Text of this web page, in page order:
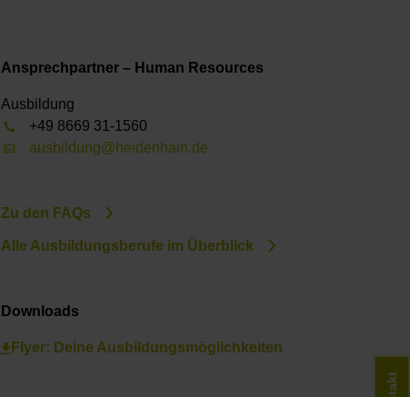
Ansprechpartner – Human Resources
Ausbildung
+49 8669 31-1560
ausbildung@heidenhain.de
Zu den FAQs
Alle Ausbildungsberufe im Überblick
Downloads
Flyer: Deine Ausbildungsmöglichkeiten